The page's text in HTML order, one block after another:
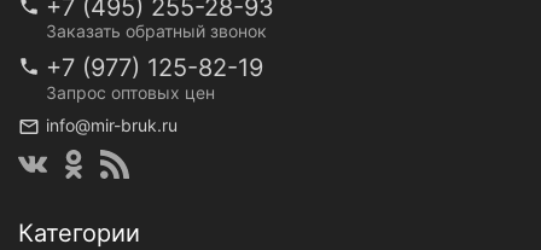
+7 (495) 255-28-93
Заказать обратный звонок
+7 (977) 125-82-19
Запрос оптовых цен
info@mir-bruk.ru
Категории